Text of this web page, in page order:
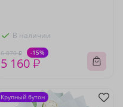
В наличии
6 070 ₽ -15%
5 160 ₽
Крупный бутон